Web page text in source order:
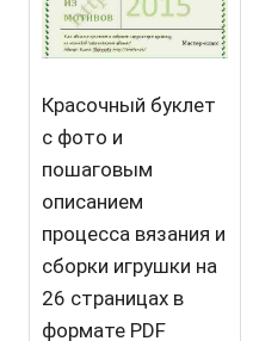
Красочный буклет
с фото и
пошаговым
описанием
процесса вязания и
сборки игрушки на
26 страницах в
формате PDF